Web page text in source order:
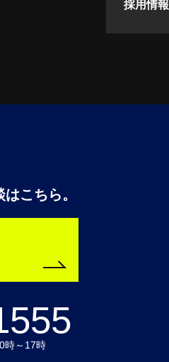
採用情報
こちら。
時～17時